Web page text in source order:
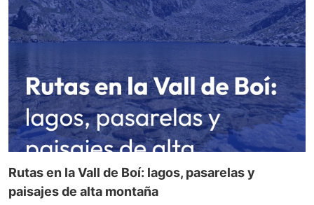
Rutas en la Vall de Boí: lagos, pasarelas y
paisajes de alta montaña